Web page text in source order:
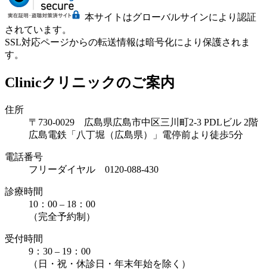
本サイトはグローバルサインにより認証
されています。
SSL対応ページからの転送情報は暗号化により保護されま
す。
Clinicクリニックのご案内
住所
〒730-0029 広島県広島市中区三川町2-3 PDLビル 2階
広島電鉄「八丁堀（広島県）」電停前より徒歩5分
電話番号
フリーダイヤル 0120-088-430
診療時間
10：00 – 18：00
（完全予約制）
受付時間
9：30 – 19：00
（日・祝・休診日・年末年始を除く）